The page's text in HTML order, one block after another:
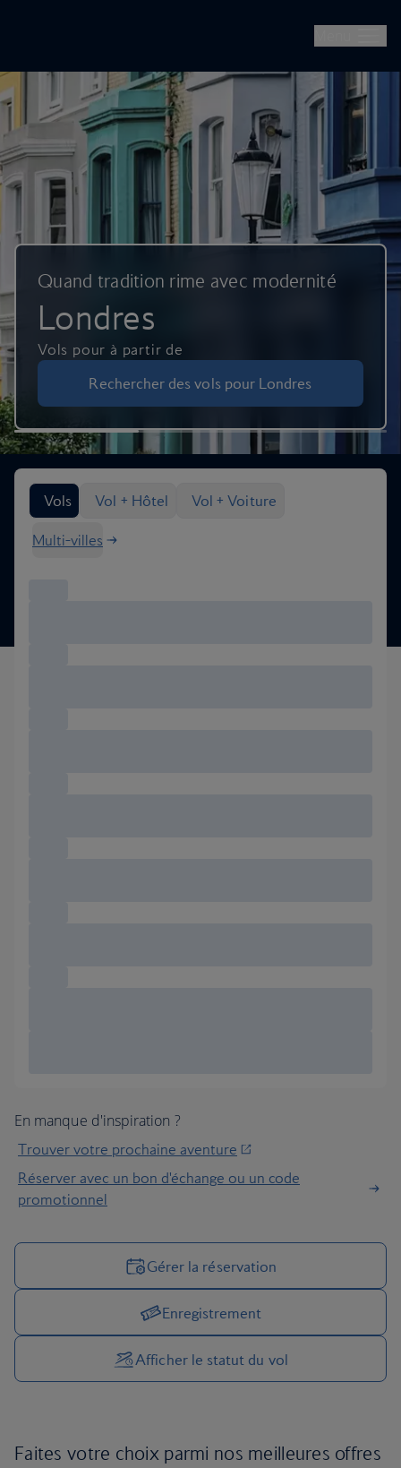
Quand tradition rime avec modernité
Londres
Vols pour à partir de
Rechercher des vols pour Londres
Rechercher des options de vol
Vols
Vol + Hôtel Vol + Voiture
Multi-villes
En manque d'inspiration ?
Trouver votre prochaine aventure
Réserver avec un bon d'échange ou un code
promotionnel
Gérer vos options de voyage
Gérer la réservation
Enregistrement
Afficher le statut du vol
Faites votre choix parmi nos meilleures offres